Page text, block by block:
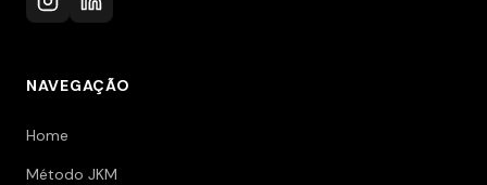
NAVEGAÇÃO
Home
Método JKM